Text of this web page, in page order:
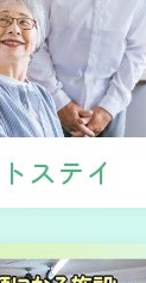
ステイ